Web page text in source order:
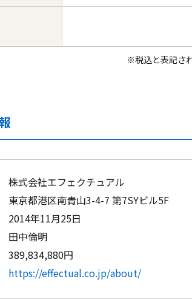
※税込と表記さ
株式会社エフェクチュアル
東京都港区南青山3-4-7 第7SYビル5F
2014年11月25日
田中倫明
389,834,880円
https://effectual.co.jp/about/